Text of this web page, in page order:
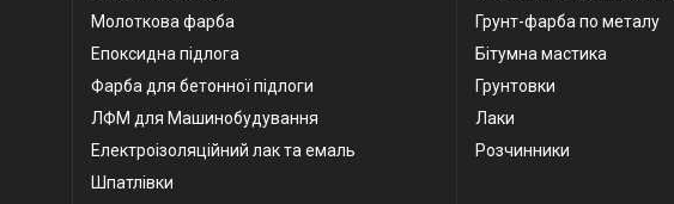
Молоткова фарба
Епоксидна підлога
Фарба для бетонної підлоги
ЛФМ для Машинобудування
Електроізоляційний лак та емаль
Шпатлівки
Грунт-фарба по металу
Бітумна мастика
Грунтовки
Лаки
Розчинники